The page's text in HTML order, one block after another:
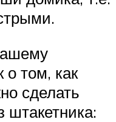
том, как
сделать
штакетника: